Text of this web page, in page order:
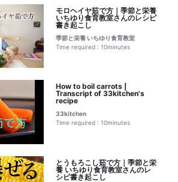
モロヘイヤ茹で方｜季節と栄養
いちゆり食育教室さんのレシピ
書き起こし
季節と栄養 いちゆり食育教室
Time required : 10minutes
How to boil carrots |
Transcript of 33kitchen's
recipe
33kitchen
Time required : 10minutes
とうもろこし茹で方｜季節と栄
養 いちゆり食育教室さんのレ
シピ書き起こし